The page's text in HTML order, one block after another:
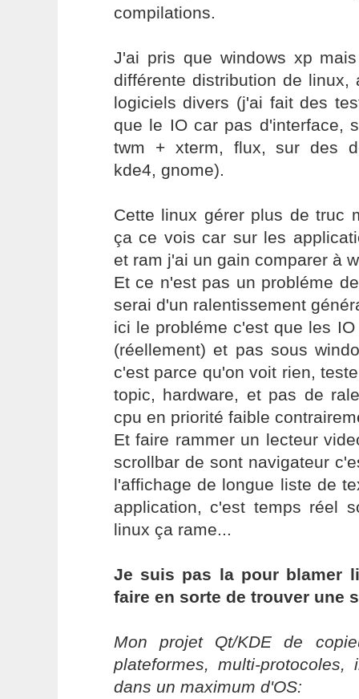
compilations.
J'ai pris que windows xp
différente distribution de linux,
logiciels divers (j'ai fait des
que le IO car pas d'interface,
twm + xterm, flux, sur des
kde4, gnome).
Cette linux gérer plus de truc
ça ce vois car sur les
et ram j'ai un gain comparer à
Et ce n'est pas un probléme
serai d'un ralentissement
ici le probléme c'est que les
(réellement) et pas sous
c'est parce qu'on voit rien,
topic, hardware, et pas de
cpu en priorité faible
Et faire rammer un lecteur
scrollbar de sont navigateur
l'affichage de longue liste de
application, c'est temps réel
linux ça rame...
Je suis pas la pour blamer
faire en sorte de trouver une
Mon projet Qt/KDE de
plateformes, multi-protocoles,
dans un maximum d'OS: